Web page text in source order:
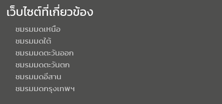
เว็บไซต์ที่เกี่ยวข้อง
ชมรมมดเหนือ
ชมรมมดใต้
ชมรมมดตะวันออก
ชมรมมดตะวันตก
ชมรมมดอีสาน
ชมรมมดกรุงเทพฯ